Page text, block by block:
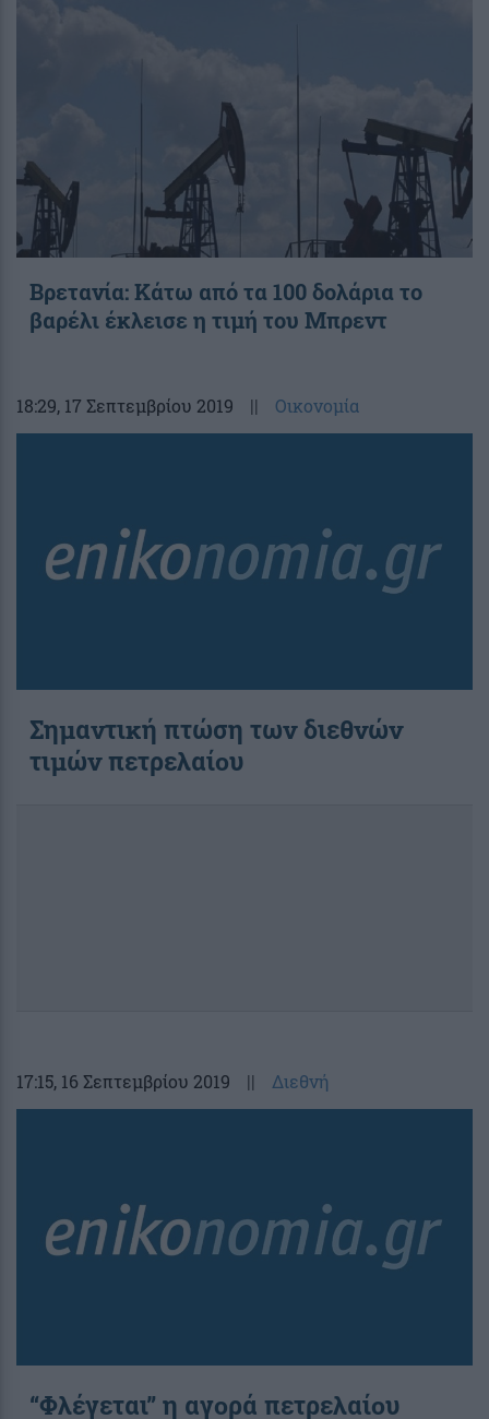
Βρετανία: Κάτω από τα 100 δολάρια το
βαρέλι έκλεισε η τιμή του Μπρεντ
18:29, 17 Σεπτεμβρίου 2019 || Οικονομία
Σημαντική πτώση των διεθνών
τιμών πετρελαίου
17:15, 16 Σεπτεμβρίου 2019 || Διεθνή
“Φλέγεται” η αγορά πετρελαίου